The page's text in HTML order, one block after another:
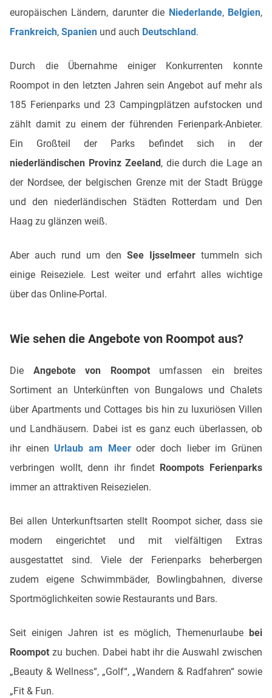
europäischen Ländern, darunter die Niederlande, Belgien,
Frankreich, Spanien und auch Deutschland .
Durch die Übernahme einiger Konkurrenten konnte
Roompot in den letzten Jahren sein Angebot auf mehr als
185 Ferienparks und 23 Campingplätzen aufstocken und
zählt damit zu einem der führenden Ferienpark-Anbieter.
Ein Großteil der Parks befindet sich in der
niederländischen Provinz Zeeland , die durch die Lage an
der Nordsee, der belgischen Grenze mit der Stadt Brügge
und den niederländischen Städten Rotterdam und Den
Haag zu glänzen weiß.
Aber auch rund um den See Ijsselmeer tummeln sich
einige Reiseziele. Lest weiter und erfahrt alles wichtige
über das Online-Portal.
Wie sehen die Angebote von Roompot aus?
Die Angebote von Roompotumfassen ein breites
Sortiment an Unterkünften von Bungalows und Chalets
über Apartments und Cottages bis hin zu luxuriösen Villen
und Landhäusern. Dabei ist es ganz euch überlassen, ob
ihr einen Urlaub am Meeroder doch lieber im Grünen
verbringen wollt, denn ihr findet Roompots Ferienparks
immer an attraktiven Reisezielen.
Bei allen Unterkunftsarten stellt Roompot sicher, dass sie
modern eingerichtet und mit vielfältigen Extras
ausgestattet sind. Viele der Ferienparks beherbergen
zudem eigene Schwimmbäder, Bowlingbahnen, diverse
Sportmöglichkeiten sowie Restaurants und Bars.
Seit einigen Jahren ist es möglich, Themenurlaube bei
Roompot zu buchen. Dabei habt ihr die Auswahl zwischen
„Beauty & Wellness“, „Golf“, „Wandern & Radfahren“ sowie
„Fit & Fun.